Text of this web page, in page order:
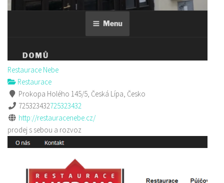
Restaurace Nebe
Restaurace
Prokopa Holého 145/5, Česká Lípa, Česko
725323432725323432
http://restauracenebe.cz/
prodej s sebou a rozvoz